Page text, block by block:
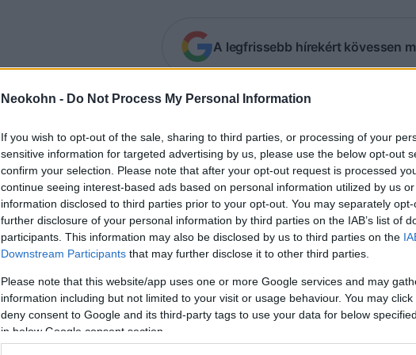
Neokohn - Do Not Process My Personal Information
If you wish to opt-out of the sale, sharing to third parties, or processing of your
sensitive information for targeted advertising by us, please use the below opt-out
confirm your selection. Please note that after your opt-out request is processed
continue seeing interest-based ads based on personal information utilized by us
information disclosed to third parties prior to your opt-out. You may separately
further disclosure of your personal information by third parties on the IAB’s list of
participants. This information may also be disclosed by us to third parties on the
Downstream Participants that may further disclose it to other third parties.
Please note that this website/app uses one or more Google services and may
information including but not limited to your visit or usage behaviour. You may
deny consent to Google and its third-party tags to use your data for below
in below Google consent section.
A legfrissebb hírekért kövessen
Egy ötvenes éveiben járó ultraortodox zsidók
súlyos sérüléseket szenvedett. Helyi
tinédzser a támadás során azt kiabálta, hogy
Egy szemtanú szerint, aki a helyszínen volt, a
bűncselekmény. Más beszámolók szerint a támadó,
azt kiabálta, hogy „halál a zsidókra” vagy „halál
A rendőrség később letartóztatta a támadót. Helyi
az nevetett, amikor letartóztatták.